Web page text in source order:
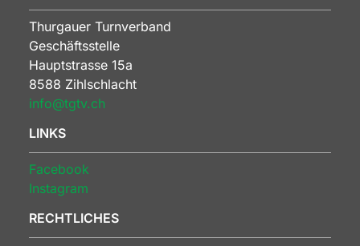
Thurgauer Turnverband
Geschäftsstelle
Hauptstrasse 15a
8588 Zihlschlacht
info@tgtv.ch
LINKS
Facebook
Instagram
RECHTLICHES